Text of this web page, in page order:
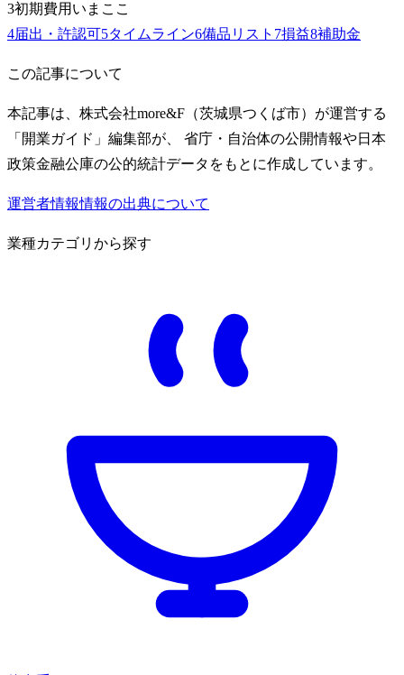
3初期費用 いまここ
4届出・許認可5タイムライン6備品リスト 7損益8補助金
この記事について
本記事は、株式会社more&F（茨城県つくば市）が運営する
「開業ガイド」編集部が、 省庁・自治体の公開情報や日本
政策金融公庫の公的統計データをもとに作成しています。
運営者情報情報の出典について
業種カテゴリから探す